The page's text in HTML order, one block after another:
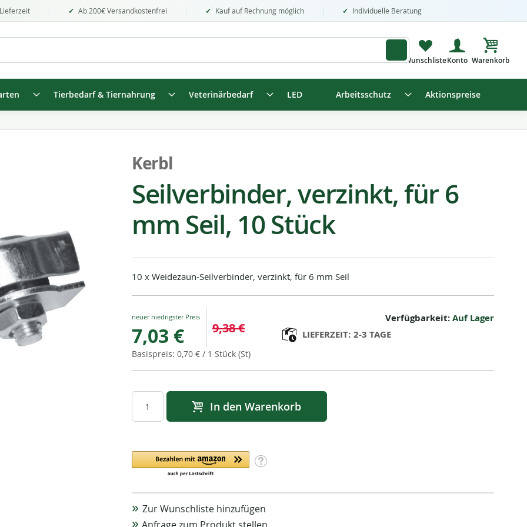
Ab 200€ Versandkostenfrei Kauf auf Rechnung möglich Individuelle Beratung
Mein
Tierbedarf & Tiernahrung Veterinärbedarf LED Arbeitsschutz Aktionspreise
Kerbl
Seilverbinder, verzinkt, für 6
mm Seil, 10 Stück
10 x Weidezaun-Seilverbinder, verzinkt, für 6 mm Seil
Special
Price
7,03 € 9,38 €
0,70 € / 1 Stück (St)
Verfügbarkeit:Auf Lager
LIEFERZEIT: 2-3 TAGE
In den Warenkorb
Zur Wunschliste hinzufügen